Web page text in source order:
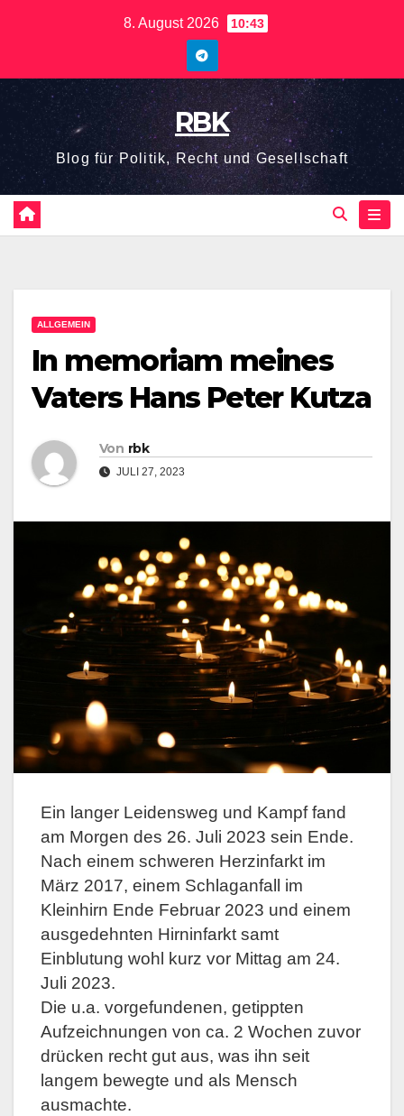
8. August 2026 10:43
RBK
Blog für Politik, Recht und Gesellschaft
ALLGEMEIN
In memoriam meines
Vaters Hans Peter Kutza
Von rbk
JULI 27, 2023
Ein langer Leidensweg und Kampf fand
am Morgen des 26. Juli 2023 sein Ende.
Nach einem schweren Herzinfarkt im
März 2017, einem Schlaganfall im
Kleinhirn Ende Februar 2023 und einem
ausgedehnten Hirninfarkt samt
Einblutung wohl kurz vor Mittag am 24.
Juli 2023.
Die u.a. vorgefundenen, getippten
Aufzeichnungen von ca. 2 Wochen zuvor
drücken recht gut aus, was ihn seit
langem bewegte und als Mensch
ausmachte.